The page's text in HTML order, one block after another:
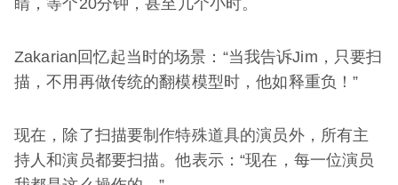
睛，等个20分钟，甚至几个小时。
Zakarian回忆起当时的场景：“当我告诉Jim，只要扫
描，不用再做传统的翻模模型时，他如释重负！”
现在，除了扫描要制作特殊道具的演员外，所有主
持人和演员都要扫描。他表示：“现在，每一位演员